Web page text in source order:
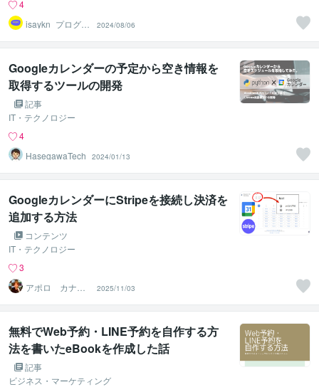
4
isaykn_プログラ
ム相談製作プロ
2024/08/06
Googleカレンダーの予定から空き情報を
取得するツールの開発
記事
IT・テクノロジー
4
HasegawaTech
2024/01/13
GoogleカレンダーにStripeを接続し決済を
追加する方法
コンテンツ
IT・テクノロジー
3
アポロ カナダ
在住起業家☑️
2025/11/03
無料でWeb予約・LINE予約を自作する方
法を書いたeBookを作成した話
記事
ビジネス・マーケティング